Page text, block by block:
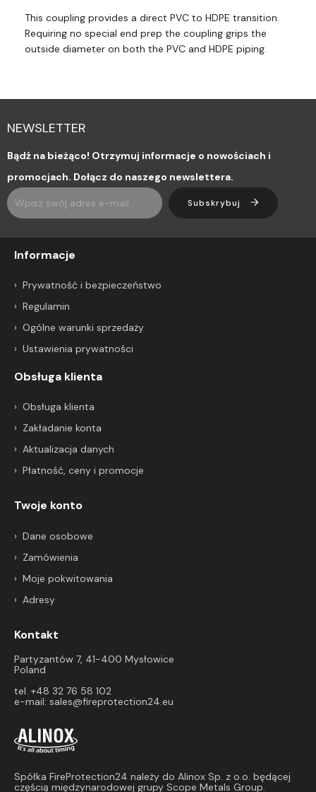
This coupling provides a direct PVC to HDPE transition.
Requiring no special end prep the coupling grips the
outside diameter on both the PVC and HDPE piping.
NEWSLETTER
Bądź na bieżąco! Otrzymuj informacje o nowościach i
promocjach. Dołącz do naszego newslettera.
Subskrybuj
Informacje
Prywatność i bezpieczeństwo
Regulamin
Ogólne warunki sprzedaży
Ustawienia prywatności
Obsługa klienta
Obsługa klienta
Zakładanie konta
Aktualizacja danych
Płatność, ceny i promocje
Twoje konto
Dane osobowe
Zamówienia
Moje pokwitowania
Adresy
Kontakt
Partyzantów 7, 41-400 Mysłowice
Poland
tel. +48 32 76 58 102
e-mail: sales@fireprotection24.eu
Spółka FireProtection24 należy do Alinox Sp. z o.o. będącej
częścią międzynarodowej grupy Scope Metals Group.